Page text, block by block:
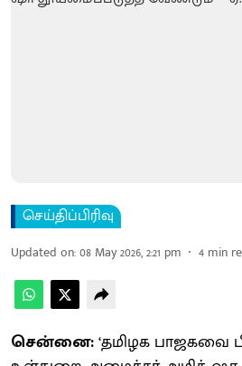
செய்திப்பிரிவு
Updated on:08 May 2026, 2:21 pm 4 min
சென்னை:‘தமிழக பாஜகவை